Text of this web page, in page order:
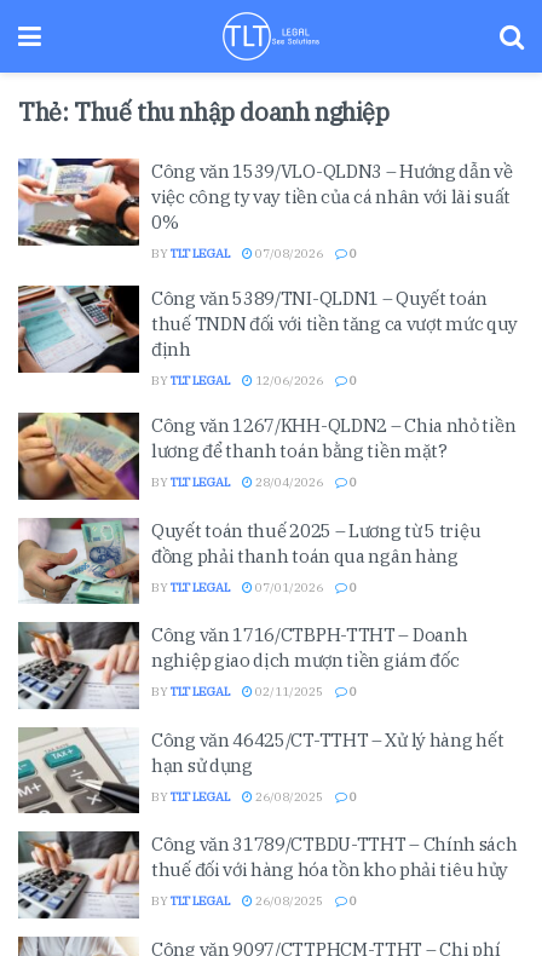
Thẻ: Thuế thu nhập doanh nghiệp
Công văn 1539/VLO-QLDN3 – Hướng dẫn về
việc công ty vay tiền của cá nhân với lãi suất
0%
BY TLT LEGAL 07/08/2026 0
Công văn 5389/TNI-QLDN1 – Quyết toán
thuế TNDN đối với tiền tăng ca vượt mức quy
định
BY TLT LEGAL 12/06/2026 0
Công văn 1267/KHH-QLDN2 – Chia nhỏ tiền
lương để thanh toán bằng tiền mặt?
BY TLT LEGAL 28/04/2026 0
Quyết toán thuế 2025 – Lương từ 5 triệu
đồng phải thanh toán qua ngân hàng
BY TLT LEGAL 07/01/2026 0
Công văn 1716/CTBPH-TTHT – Doanh
nghiệp giao dịch mượn tiền giám đốc
BY TLT LEGAL 02/11/2025 0
Công văn 46425/CT-TTHT – Xử lý hàng hết
hạn sử dụng
BY TLT LEGAL 26/08/2025 0
Công văn 31789/CTBDU-TTHT – Chính sách
thuế đối với hàng hóa tồn kho phải tiêu hủy
BY TLT LEGAL 26/08/2025 0
Công văn 9097/CTTPHCM-TTHT – Chi phí